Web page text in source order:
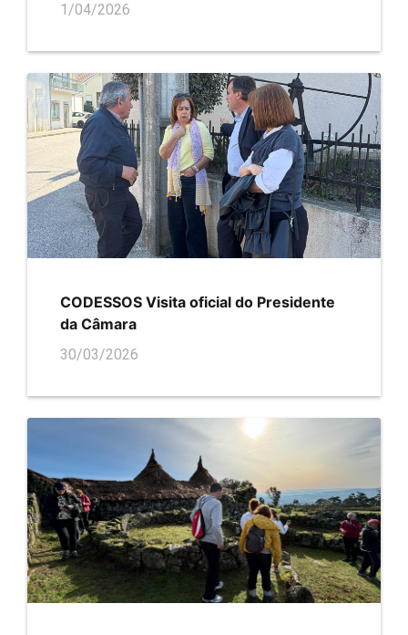
1/04/2026
CODESSOS Visita oficial do Presidente
da Câmara
30/03/2026